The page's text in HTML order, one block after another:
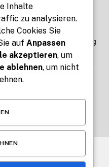
Digitale Kfz-
Termin und Behördengang
for Teachers and Students
News Impuls
Inhalte
zu analysieren.
Cookies Sie
auf Anpassen
akzeptieren, um
ablehnen, um nicht